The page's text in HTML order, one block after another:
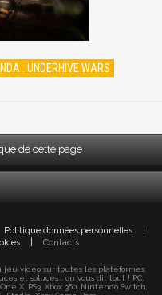
: UNDERHIVE WARS
de cette page
Politique données personnelles
Contacts
vidéo sur toutes les plateformes.
et soluces... on vous dit tout ! PC,
One X, PS3, Xbox 360, Nintendo Switch,